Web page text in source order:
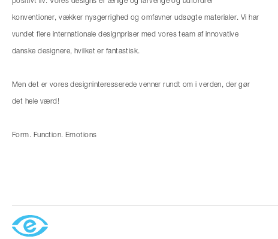
konventioner, vækker nysgerrighed og omfavner udsøgte materialer. Vi har
vundet flere internationale designpriser med vores team af innovative
danske designere, hvilket er fantastisk.
Men det er vores designinteresserede venner rundt om i verden, der gør
det hele værd!
Form. Function. Emotions